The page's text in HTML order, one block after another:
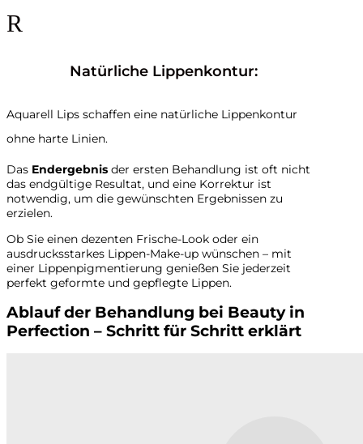
R
Natürliche Lippenkontur:
Aquarell Lips schaffen eine natürliche Lippenkontur
ohne harte Linien.
Das Endergebnis der ersten Behandlung ist oft nicht
das endgültige Resultat, und eine Korrektur ist
notwendig, um die gewünschten Ergebnissen zu
erzielen.
Ob Sie einen dezenten Frische-Look oder ein
ausdrucksstarkes Lippen-Make-up wünschen – mit
einer Lippenpigmentierung genießen Sie jederzeit
perfekt geformte und gepflegte Lippen.
Ablauf der Behandlung bei Beauty in
Perfection – Schritt für Schritt erklärt